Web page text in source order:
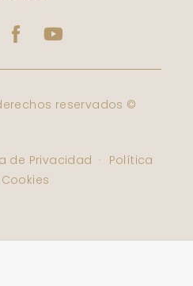
Logo
Facebook
Youtube
reservados ©
de Privacidad · Política